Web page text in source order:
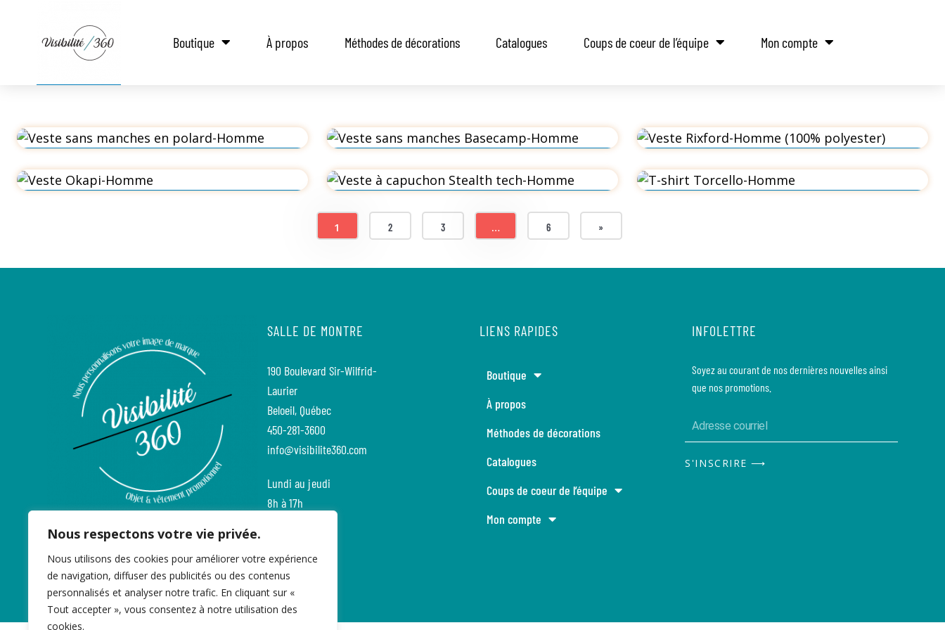
Nous respectons votre vie privée.
Nous utilisons des cookies pour améliorer votre expérience
de navigation, diffuser des publicités ou des contenus
personnalisés et analyser notre trafic. En cliquant sur «
Tout accepter », vous consentez à notre utilisation des
cookies.
Boutique À propos Méthodes de décorations Catalogues Coups de coeur de l’équipe Mon compte
1 2 3 … 6 »
SALLE DE MONTRE
190 Boulevard Sir-Wilfrid-
Laurier
Beloeil, Québec
450-281-3600
info@visibilite360.com
Lundi au jeudi
8h à 17h
LIENS RAPIDES
Boutique
À propos
Méthodes de décorations
Catalogues
Coups de coeur de l’équipe
Mon compte
INFOLETTRE
Soyez au courant de nos dernières nouvelles ainsi
que nos promotions.
S'INSCRIRE ⟶
2019-2026 | Tous droits réservés - Visibilité 360